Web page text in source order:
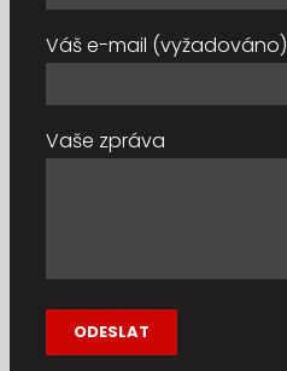
Váš e-mail (vyžadováno)
Vaše zpráva